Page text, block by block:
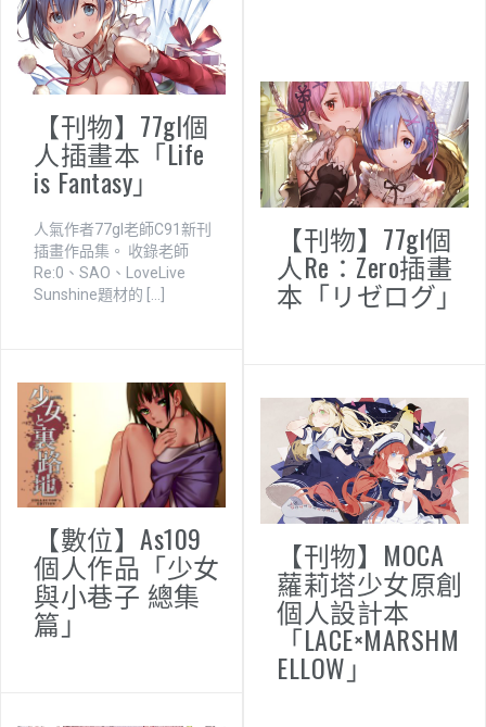
【刊物】77gl個
人插畫本「Life
is Fantasy」
人氣作者77gl老師C91新刊
插畫作品集。 收錄老師
Re:0、SAO、LoveLive
Sunshine題材的 […]
【刊物】77gl個
人Re：Zero插畫
本「リゼログ」
【數位】As109
個人作品「少女
與小巷子 總集
篇」
【刊物】MOCA
蘿莉塔少女原創
個人設計本
「LACE×MARSHM
ELLOW」